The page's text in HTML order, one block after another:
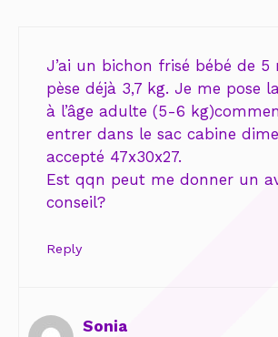
J’ai un bichon frisé bébé de 5
pèse déjà 3,7 kg. Je me pose
à l’âge adulte (5-6
entrer dans le sac cabine
accepté 47x30x27.
Est qqn peut me donner un
conseil?
Reply
Sonia